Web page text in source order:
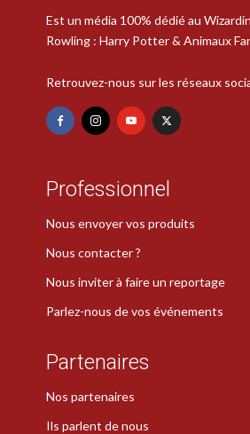
Est un média 100% dédié au
Rowling : Harry Potter & Animaux
Retrouvez-nous sur les réseaux
Professionnel
Nous envoyer vos produits
Nous contacter ?
Nous inviter à faire un reportage
Parlez-nous de vos événements
Partenaires
Nos partenaires
Ils parlent de nous